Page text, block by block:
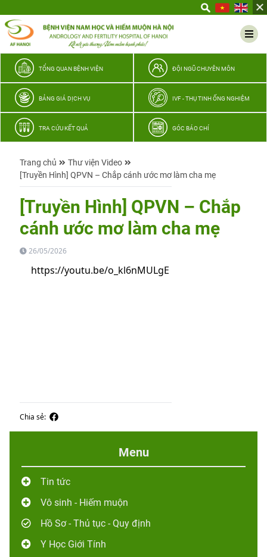
thương
TỔNG QUAN BỆNH VIỆN ĐỘI NGŨ CHUYÊN MÔN
BẢNG GIÁ DỊCH VỤ IVF - THỤ TINH ỐNG NGHIỆM
TRA CỨU KẾT QUẢ GÓC BÁO CHÍ
Trang chủ
Thư viện Video
[Truyền Hình] QPVN – Chắp cánh ước mơ làm cha mẹ
[Truyền Hình] QPVN – Chắp
cánh ước mơ làm cha mẹ
26/05/2026
https://youtu.be/o_kl6nMULgE
Chia sẻ:
Menu
Tin tức
Vô sinh - Hiếm muộn
Hồ Sơ - Thủ tục - Quy định
Y Học Giới Tính